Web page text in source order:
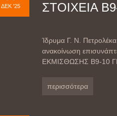
ΔΕΚ '25
ΣΤΟΙΧΕΙΑ
Ίδρυμα Γ. Ν.
ανακοίνωση
ΕΚΜΙΣΘΩΣΗΣ Β9-10
περισσότερα